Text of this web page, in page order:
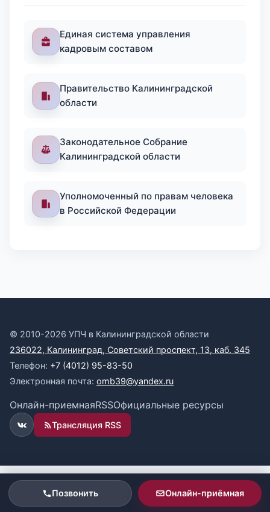
Единая система управления
кадровым составом
Правительство Калининградской
области
Законодательное Собрание
Калининградской области
Уполномоченный по правам человека
в Российской Федерации
© 2010-2026 УПЧ в Калининградской области
236022, Калининград, Советский проспект, 13, каб. 345
Телефон: +7 (4012) 95-83-50
Электронная почта: omb39@yandex.ru
Онлайн-приемнаяRSSОфициальные ресурсы
ВКонтакте
Трансляция RSS
Позвонить Онлайн-приёмная